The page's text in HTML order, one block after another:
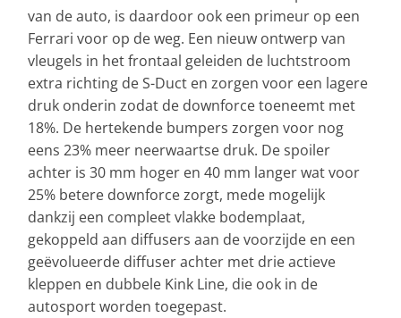
van de auto, is daardoor ook een primeur op een
Ferrari voor op de weg. Een nieuw ontwerp van
vleugels in het frontaal geleiden de luchtstroom
extra richting de S-Duct en zorgen voor een lagere
druk onderin zodat de downforce toeneemt met
18%. De hertekende bumpers zorgen voor nog
eens 23% meer neerwaartse druk. De spoiler
achter is 30 mm hoger en 40 mm langer wat voor
25% betere downforce zorgt, mede mogelijk
dankzij een compleet vlakke bodemplaat,
gekoppeld aan diffusers aan de voorzijde en een
geëvolueerde diffuser achter met drie actieve
kleppen en dubbele Kink Line, die ook in de
autosport worden toegepast.